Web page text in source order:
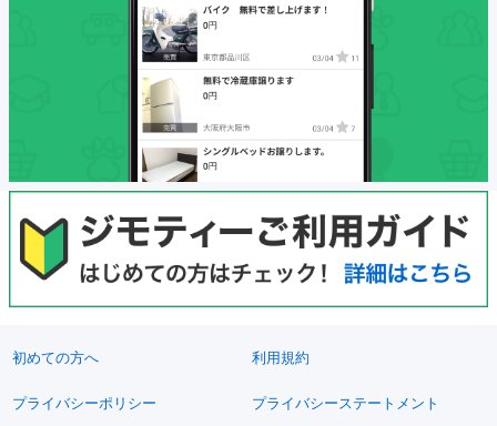
初めての方へ 利用規約
プライバシーポリシー プライバシーステートメント